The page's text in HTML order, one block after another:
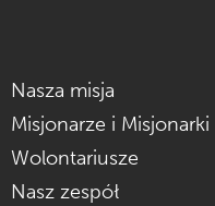
Nasza misja
Misjonarze i Misjonarki
Wolontariusze
Nasz zespół